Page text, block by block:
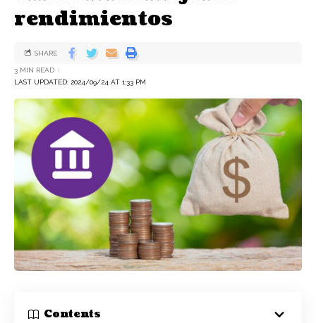
rendimientos
LAST UPDATED: 2024/09/24 AT 1:33 PM
3 MIN READ
SHARE
Contents